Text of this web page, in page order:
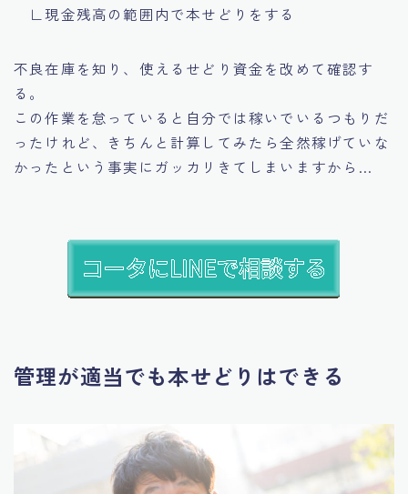
∟現金残高の範囲内で本せどりをする
不良在庫を知り、使えるせどり資金を改めて確認す
る。
この作業を怠っていると自分では稼いでいるつもりだ
ったけれど、きちんと計算してみたら全然稼げていな
かったという事実にガッカリきてしまいますから…
管理が適当でも本せどりはできる